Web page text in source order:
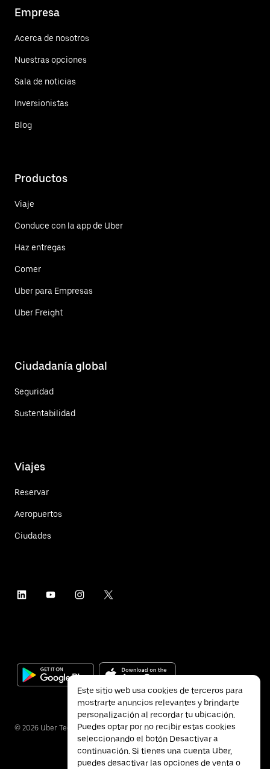
Empresa
Acerca de nosotros
Nuestras opciones
Sala de noticias
Inversionistas
Blog
Productos
Viaje
Conduce con la app de Uber
Haz entregas
Comer
Uber para Empresas
Uber Freight
Ciudadanía global
Seguridad
Sustentabilidad
Viajes
Reservar
Aeropuertos
Ciudades
© 2026 Uber Technologies Inc.
Este sitio web usa cookies de terceros para
mostrarte anuncios relevantes y brindarte
personalización al recordar tu ubicación.
Puedes optar por no recibir estas cookies
seleccionando el botón Desactivar a
continuación. Si tienes una cuenta Uber,
puedes desactivar las opciones de venta o